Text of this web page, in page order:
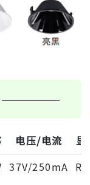
电压/电流 显
37V/250mA